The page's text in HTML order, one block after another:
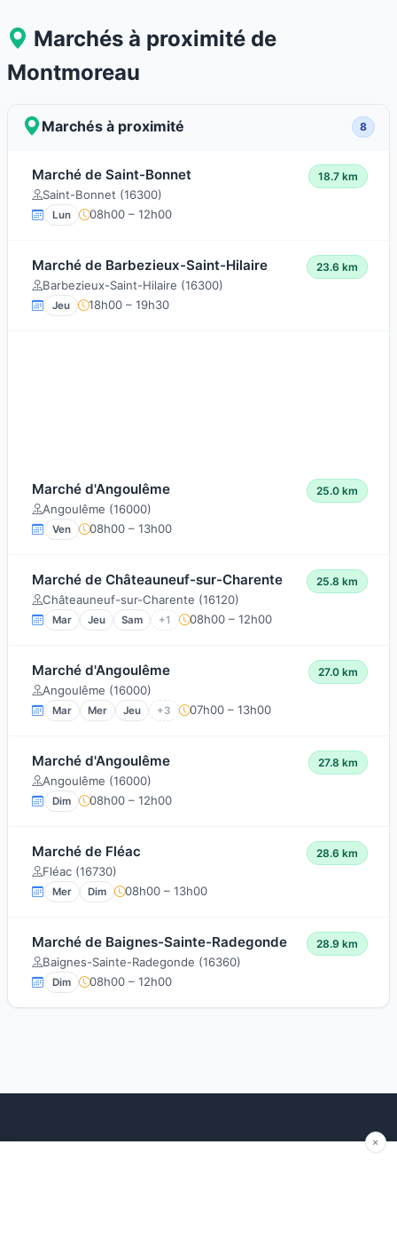
Marchés à proximité de
Montmoreau
Marchés à proximité 8
Marché de Saint-Bonnet
Saint-Bonnet (16300)
18.7 km
Lun 08h00 – 12h00
Marché de Barbezieux-Saint-Hilaire
Barbezieux-Saint-Hilaire (16300)
23.6 km
Jeu 18h00 – 19h30
Marché d'Angoulême
Angoulême (16000)
25.0 km
Ven 08h00 – 13h00
Marché de Châteauneuf-sur-Charente
Châteauneuf-sur-Charente (16120)
25.8 km
Mar Jeu Sam +1 08h00 – 12h00
Marché d'Angoulême
Angoulême (16000)
27.0 km
Mar Mer Jeu +3 07h00 – 13h00
Marché d'Angoulême
Angoulême (16000)
27.8 km
Dim 08h00 – 12h00
Marché de Fléac
Fléac (16730)
28.6 km
Mer Dim 08h00 – 13h00
Marché de Baignes-Sainte-Radegonde
Baignes-Sainte-Radegonde (16360)
28.9 km
Dim 08h00 – 12h00
Explorer Blog